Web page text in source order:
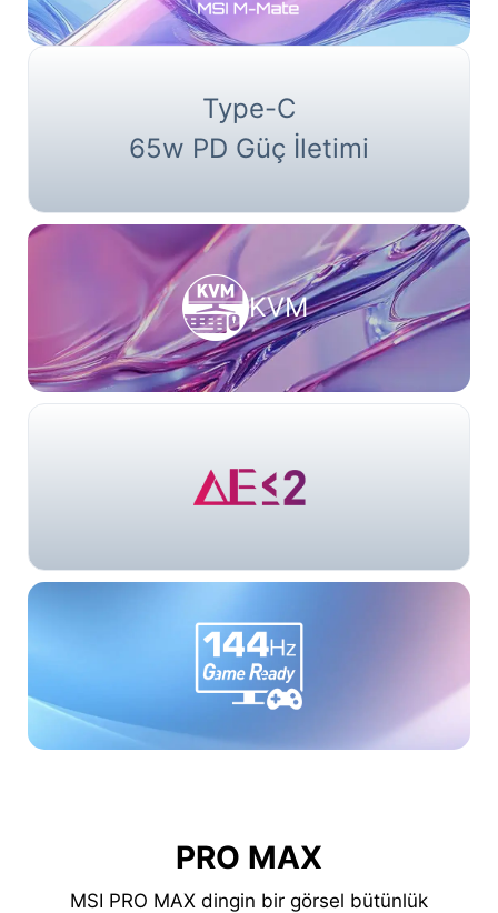
Type-C
65w PD Güç İletimi
KVM
PRO MAX
MSI PRO MAX dingin bir görsel bütünlük